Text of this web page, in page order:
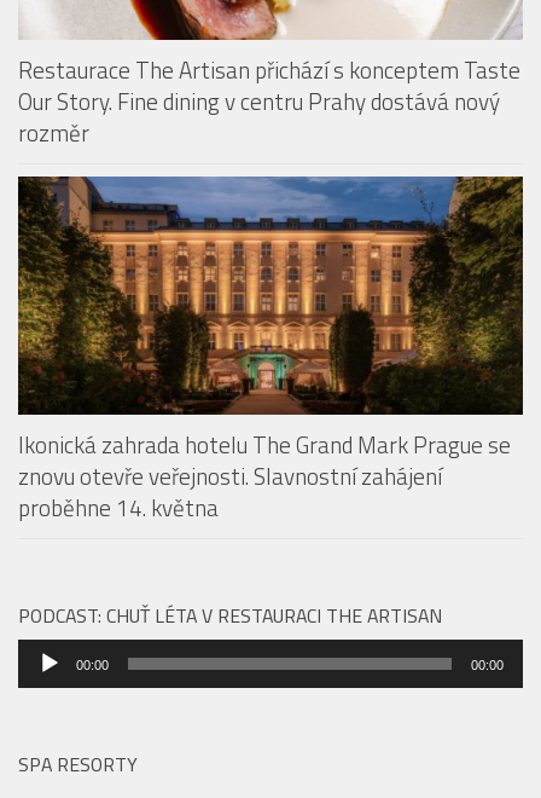
Restaurace The Artisan přichází s konceptem Taste
Our Story. Fine dining v centru Prahy dostává nový
rozměr
Ikonická zahrada hotelu The Grand Mark Prague se
znovu otevře veřejnosti. Slavnostní zahájení
proběhne 14. května
PODCAST: CHUŤ LÉTA V RESTAURACI THE ARTISAN
Audio
přehrávač
00:00 00:00
SPA RESORTY